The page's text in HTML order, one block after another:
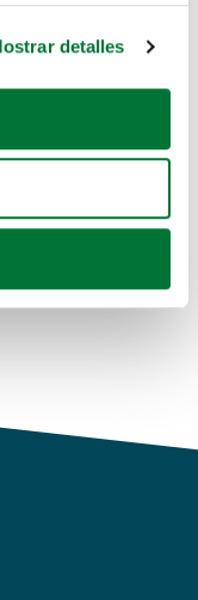
geográfica
activamente
(huellas
se procesan sus
sitio web con
y análisis
detalles